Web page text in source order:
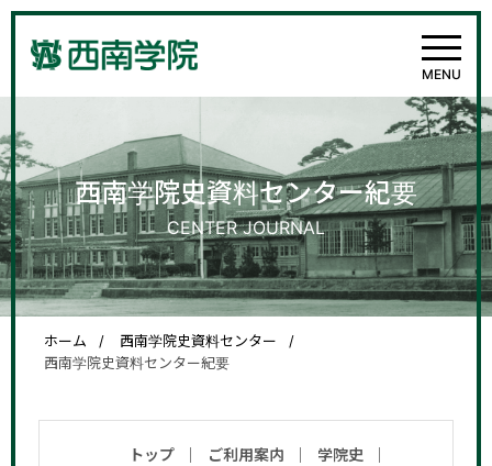
西南学院史資料センター紀要
CENTER JOURNAL
ホーム
西南学院史資料センター
西南学院史資料センター紀要
トップ ご利用案内
学院史